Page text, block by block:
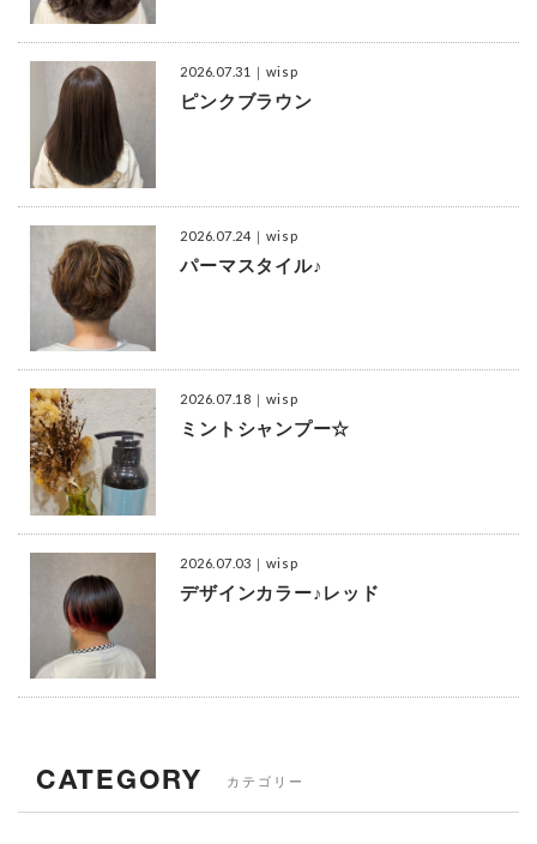
2026.07.31 ｜wisp
ピンクブラウン
2026.07.24 ｜wisp
パーマスタイル♪
2026.07.18 ｜wisp
ミントシャンプー☆
2026.07.03 ｜wisp
デザインカラー♪レッド
CATEGORY カテゴリー